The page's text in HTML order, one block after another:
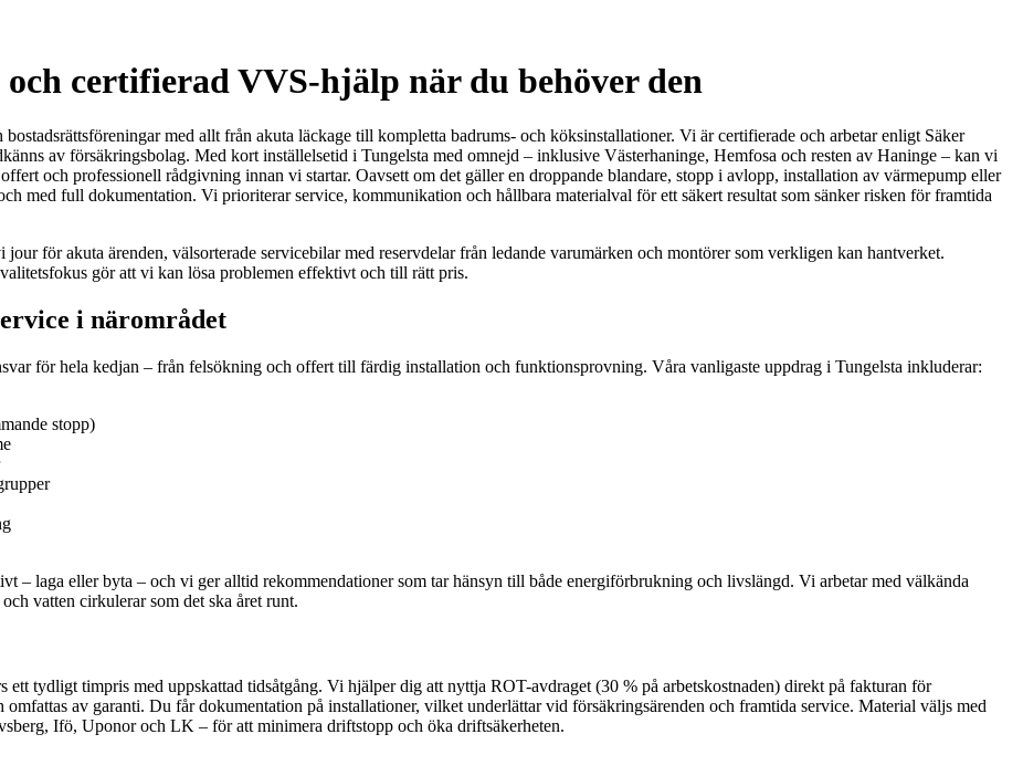
certifierad VVS-hjälp när du behöver den
med allt från akuta läckage till kompletta badrums- och köksinstallationer. Vi är certifierade och arbetar enligt Säker
av försäkringsbolag. Med kort inställelsetid i Tungelsta med omnejd – inklusive Västerhaninge, Hemfosa och resten av Haninge – kan vi
och professionell rådgivning innan vi startar. Oavsett om det gäller en droppande blandare, stopp i avlopp, installation av värmepump eller
med full dokumentation. Vi prioriterar service, kommunikation och hållbara materialval för ett säkert resultat som sänker risken för framtida
för akuta ärenden, välsorterade servicebilar med reservdelar från ledande varumärken och montörer som verkligen kan hantverket.
gör att vi kan lösa problemen effektivt och till rätt pris.
i närområdet
för hela kedjan – från felsökning och offert till färdig installation och funktionsprovning. Våra vanligaste uppdrag i Tungelsta inkluderar:
stopp)
– laga eller byta – och vi ger alltid rekommendationer som tar hänsyn till både energiförbrukning och livslängd. Vi arbetar med välkända
vatten cirkulerar som det ska året runt.
tydligt timpris med uppskattad tidsåtgång. Vi hjälper dig att nyttja ROT-avdraget (30 % på arbetskostnaden) direkt på fakturan för
av garanti. Du får dokumentation på installationer, vilket underlättar vid försäkringsärenden och framtida service. Material väljs med
Ifö, Uponor och LK – för att minimera driftstopp och öka driftsäkerheten.